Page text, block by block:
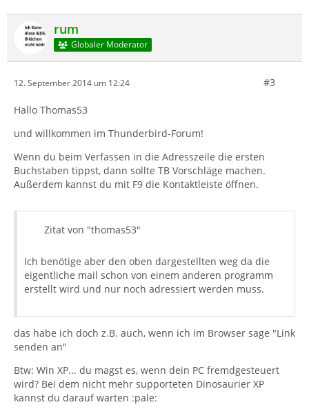
rum
Globaler Moderator
12. September 2014 um 12:24 #3
Hallo Thomas53
und willkommen im Thunderbird-Forum!
Wenn du beim Verfassen in die Adresszeile die ersten
Buchstaben tippst, dann sollte TB Vorschläge machen.
Außerdem kannst du mit F9 die Kontaktleiste öffnen.
Zitat von "thomas53"
Ich benötige aber den oben dargestellten weg da die
eigentliche mail schon von einem anderen programm
erstellt wird und nur noch adressiert werden muss.
das habe ich doch z.B. auch, wenn ich im Browser sage "Link
senden an"
Btw: Win XP... du magst es, wenn dein PC fremdgesteuert
wird? Bei dem nicht mehr supporteten Dinosaurier XP
kannst du darauf warten :pale: